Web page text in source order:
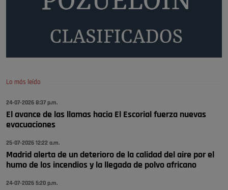
Pozuelo de Alarcón
🔴 EXCLUSIVA | El comisario de la …
Pozuelo de Alarcón
Y ese quien es, apenas se ven patrullas en la estación, como si se van
todos, no vamos a notar …
Pozuelo de Alarcón
🔴 EXCLUSIVA | El comisario de la …
Lo más leído
24-07-2026 8:37 p.m.
El avance de las llamas hacia El Escorial fuerza nuevas
evacuaciones
25-07-2026 12:22 a.m.
Madrid alerta de un deterioro de la calidad del aire por el
humo de los incendios y la llegada de polvo africano
24-07-2026 5:20 p.m.